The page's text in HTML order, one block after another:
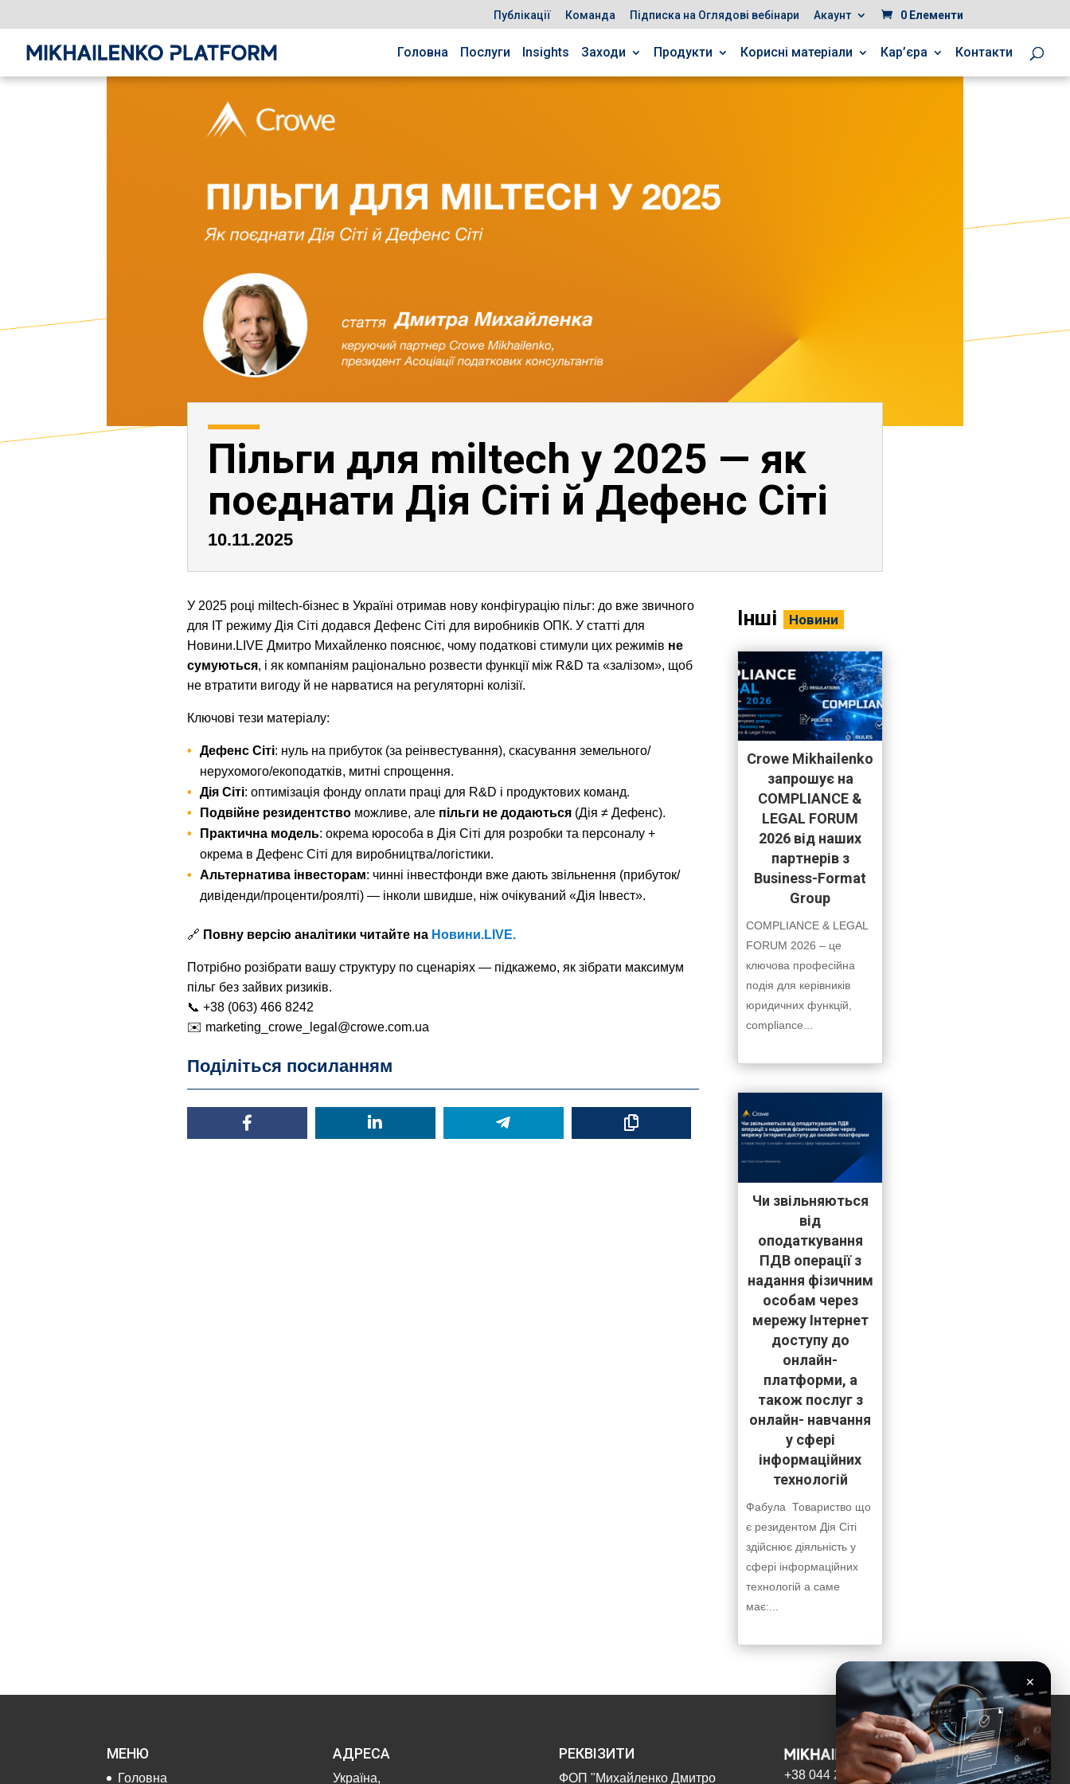
Публікації Команда Підписка на Оглядові вебінари Акаунт 0 Елементи
Головна Послуги Insights Заходи Продукти Корисні матеріали Кар’єра Контакти
Пільги для miltech у 2025 — як
поєднати Дія Сіті й Дефенс Сіті
10.11.2025
У 2025 році miltech-бізнес в Україні отримав нову конфігурацію пільг: до вже звичного
для ІТ режиму Дія Сіті додався Дефенс Сіті для виробників ОПК. У статті для
Новини.LIVE Дмитро Михайленко пояснює, чому податкові стимули цих режимів не
сумуються, і як компаніям раціонально розвести функції між R&D та «залізом», щоб
не втратити вигоду й не нарватися на регуляторні колізії.
Ключові тези матеріалу:
Дефенс Сіті: нуль на прибуток (за реінвестування), скасування земельного/
нерухомого/екоподатків, митні спрощення.
Дія Сіті: оптимізація фонду оплати праці для R&D і продуктових команд.
Подвійне резидентство можливе, але пільги не додаються (Дія ≠ Дефенс).
Практична модель: окрема юрособа в Дія Сіті для розробки та персоналу +
окрема в Дефенс Сіті для виробництва/логістики.
Альтернатива інвесторам: чинні інвестфонди вже дають звільнення (прибуток/
дивіденди/проценти/роялті) — інколи швидше, ніж очікуваний «Дія Інвест».
🔗 Повну версію аналітики читайте на Новини.LIVE.
Потрібно розібрати вашу структуру по сценаріях — підкажемо, як зібрати максимум
пільг без зайвих ризиків.
📞 +38 (063) 466 8242
✉️ marketing_crowe_legal@crowe.com.ua
Поділіться посиланням
Інші Новини
Crowe Mikhailenko
запрошує на
COMPLIANCE &
LEGAL FORUM
2026 від наших
партнерів з
Business-Format
Group
COMPLIANCE & LEGAL
FORUM 2026 – це
ключова професійна
подія для керівників
юридичних функцій,
compliance...
Чи звільняються
від
оподаткування
ПДВ операції з
надання фізичним
особам через
мережу Інтернет
доступу до
онлайн-
платформи, а
також послуг з
онлайн- навчання
у сфері
інформаційних
технологій
Фабула Товариство що
є резидентом Дія Сіті
здійснює діяльність у
сфері інформаційних
технологій а саме
має:...
МЕНЮ
Головна
АДРЕСА
Україна,
РЕКВІЗИТИ
ФОП "Михайленко Дмитро +38 044 221 3603
✕